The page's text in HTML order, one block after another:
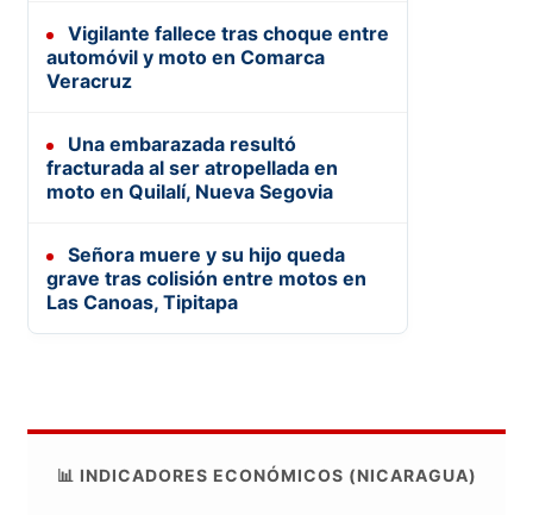
Vigilante fallece tras choque entre
automóvil y moto en Comarca
Veracruz
Una embarazada resultó
fracturada al ser atropellada en
moto en Quilalí, Nueva Segovia
Señora muere y su hijo queda
grave tras colisión entre motos en
Las Canoas, Tipitapa
📊 INDICADORES ECONÓMICOS (NICARAGUA)